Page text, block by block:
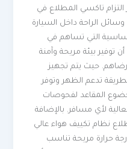
تاكسي المطلاع في
الراحة داخل السيارة
التي تساهم في
بيئة مريحة وآمنة
حيث يتم تجهيز
تدعم الظهر وتوفر
المقاعد لفحوصات
لأي مسافر. بالإضافة
نظام تكييف هواء عالي
حرارة مريحة تناسب